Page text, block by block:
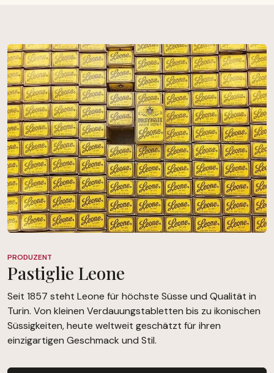
PRODUZENT
Pastiglie Leone
Seit 1857 steht Leone für höchste Süsse und Qualität in
Turin. Von kleinen Verdauungstabletten bis zu ikonischen
Süssigkeiten, heute weltweit geschätzt für ihren
einzigartigen Geschmack und Stil.